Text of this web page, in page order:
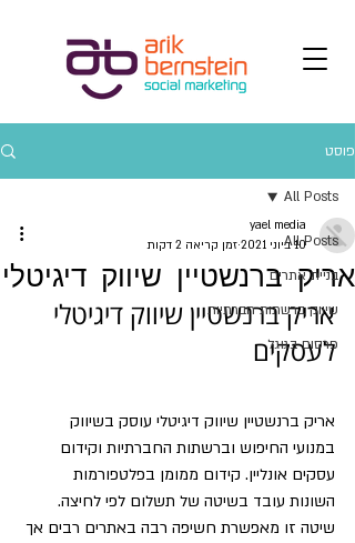
פוסט
All Posts
בניית אתרים
שיווק ברשתות חברתיות
פרסום בגוגל
All Posts
אריק ברנשטיין שיווק דיגיטלי
yael media
10 ביוני 2021
זמן קריאה 2 דקות
אריק ברנשטיין שיווק דיגיטלי
לעסקים
אריק ברנשטיין שיווק דיגיטלי עוסק בשיווק
במנועי החיפוש וברשתות החברתיות וקידום
עסקים אונליין. קידום ממומן בפלטפורמות
השונות עובד בשיטה של תשלום לפי לחיצה.
שיטה זו מאפשרת חשיפה רבה באתרים רבים אך